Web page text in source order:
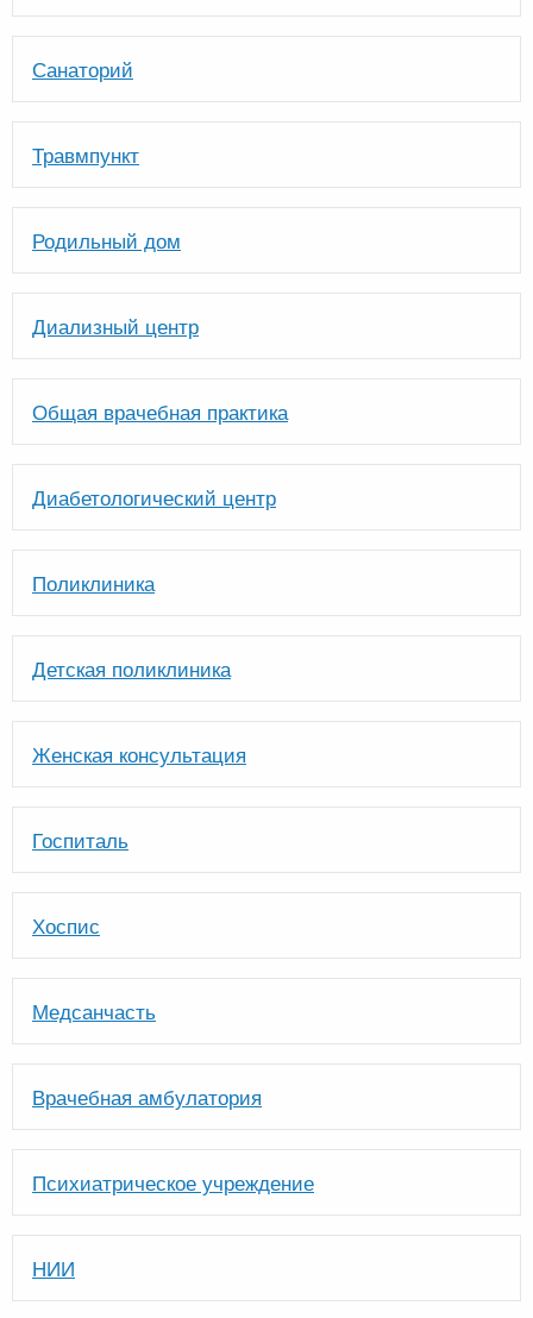
Санаторий
Травмпункт
Родильный дом
Диализный центр
Общая врачебная практика
Диабетологический центр
Поликлиника
Детская поликлиника
Женская консультация
Госпиталь
Хоспис
Медсанчасть
Врачебная амбулатория
Психиатрическое учреждение
НИИ